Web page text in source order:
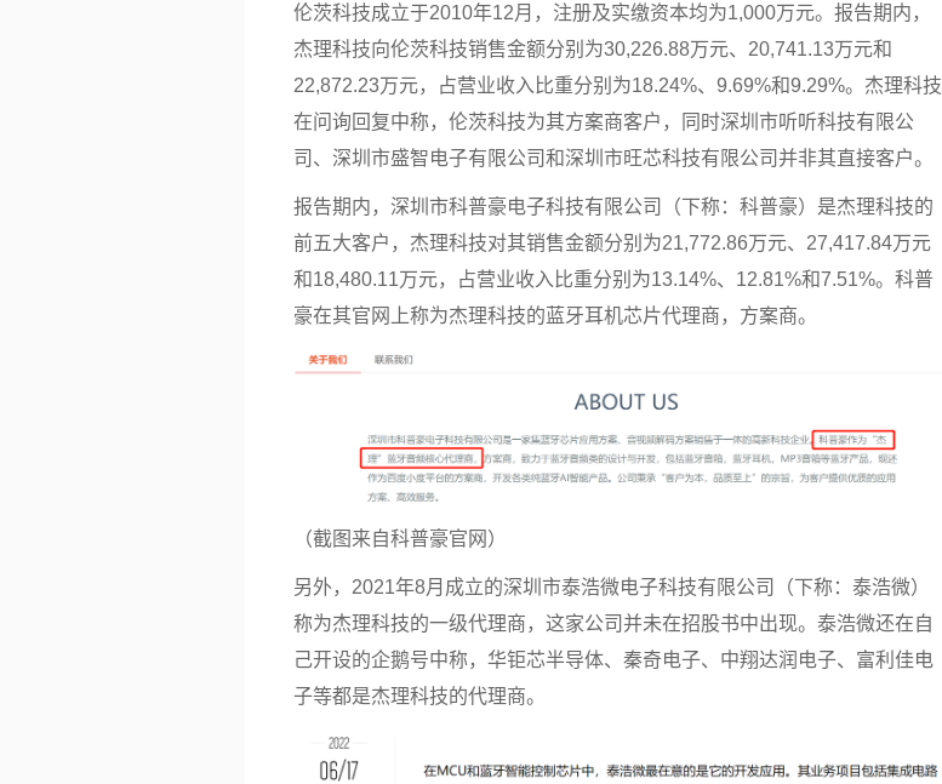
伦茨科技成立于2010年12月，注册及实缴资本均为1,000万元。报告期内，
杰理科技向伦茨科技销售金额分别为30,226.88万元、20,741.13万元和
22,872.23万元，占营业收入比重分别为18.24%、9.69%和9.29%。杰理科技
在问询回复中称，伦茨科技为其方案商客户，同时深圳市听听科技有限公
司、深圳市盛智电子有限公司和深圳市旺芯科技有限公司并非其直接客户。
报告期内，深圳市科普豪电子科技有限公司（下称：科普豪）是杰理科技的
前五大客户，杰理科技对其销售金额分别为21,772.86万元、27,417.84万元
和18,480.11万元，占营业收入比重分别为13.14%、12.81%和7.51%。科普
豪在其官网上称为杰理科技的蓝牙耳机芯片代理商，方案商。
（截图来自科普豪官网）
另外，2021年8月成立的深圳市泰浩微电子科技有限公司（下称：泰浩微）
称为杰理科技的一级代理商，这家公司并未在招股书中出现。泰浩微还在自
己开设的企鹅号中称，华钜芯半导体、秦奇电子、中翔达润电子、富利佳电
子等都是杰理科技的代理商。